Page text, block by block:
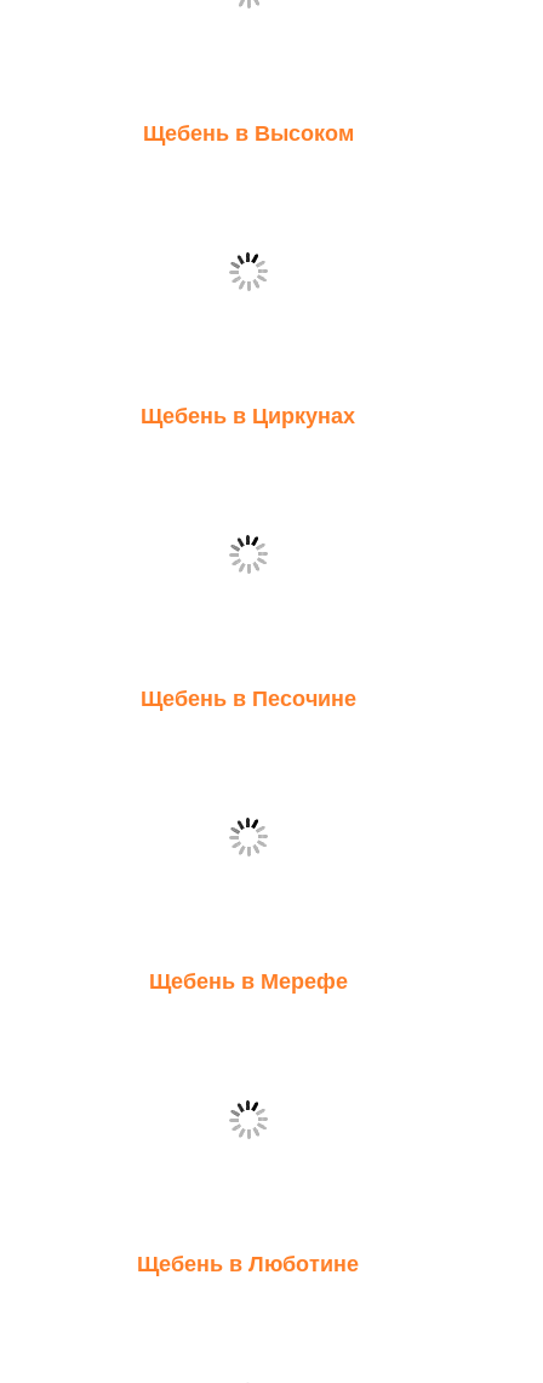
Щебень в Высоком
Щебень в Циркунах
Щебень в Песочине
Щебень в Мерефе
Щебень в Люботине